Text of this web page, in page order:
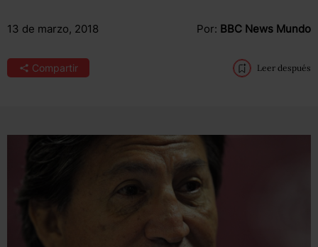
13 de marzo, 2018 Por: BBC News Mundo
Compartir Leer después